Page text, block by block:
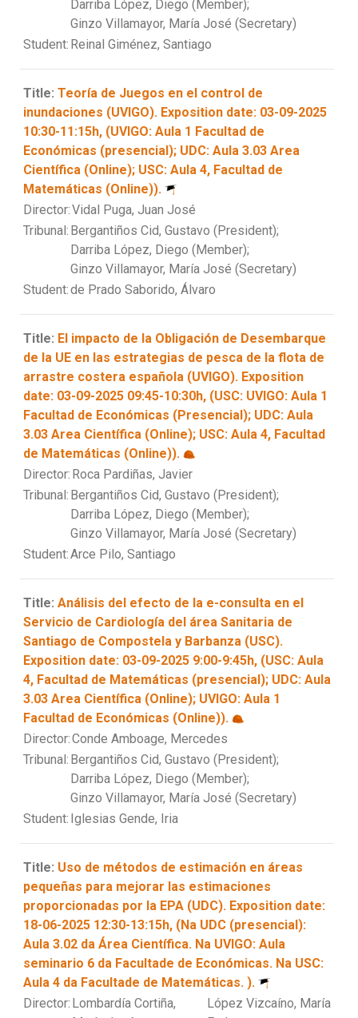
Darriba López, Diego (Member);
Ginzo Villamayor, María José (Secretary)
Student: Reinal Giménez, Santiago
Title: Teoría de Juegos en el control de
inundaciones (UVIGO). Exposition date: 03-09-2025
10:30-11:15h, (UVIGO: Aula 1 Facultad de
Económicas (presencial); UDC: Aula 3.03 Area
Científica (Online); USC: Aula 4, Facultad de
Matemáticas (Online)).
Director:Vidal Puga, Juan José
Tribunal: Bergantiños Cid, Gustavo (President);
Darriba López, Diego (Member);
Ginzo Villamayor, María José (Secretary)
Student:de Prado Saborido, Álvaro
Title: El impacto de la Obligación de Desembarque
de la UE en las estrategias de pesca de la flota de
arrastre costera española (UVIGO). Exposition
date: 03-09-2025 09:45-10:30h, (USC: UVIGO: Aula 1
Facultad de Económicas (Presencial); UDC: Aula
3.03 Area Científica (Online); USC: Aula 4, Facultad
de Matemáticas (Online)).
Director: Roca Pardiñas, Javier
Tribunal: Bergantiños Cid, Gustavo (President);
Darriba López, Diego (Member);
Ginzo Villamayor, María José (Secretary)
Student:Arce Pilo, Santiago
Title: Análisis del efecto de la e-consulta en el
Servicio de Cardiología del área Sanitaria de
Santiago de Compostela y Barbanza (USC).
Exposition date: 03-09-2025 9:00-9:45h, (USC: Aula
4, Facultad de Matemáticas (presencial); UDC: Aula
3.03 Area Científica (Online); UVIGO: Aula 1
Facultad de Económicas (Online)).
Director:Conde Amboage, Mercedes
Tribunal: Bergantiños Cid, Gustavo (President);
Darriba López, Diego (Member);
Ginzo Villamayor, María José (Secretary)
Student: Iglesias Gende, Iria
Title: Uso de métodos de estimación en áreas
pequeñas para mejorar las estimaciones
proporcionadas por la EPA (UDC). Exposition date:
18-06-2025 12:30-13:15h, (Na UDC (presencial):
Aula 3.02 da Área Científica. Na UVIGO: Aula
seminario 6 da Facultade de Económicas. Na USC:
Aula 4 da Facultade de Matemáticas. ).
Director: Lombardía Cortiña,
López Vizcaíno, María